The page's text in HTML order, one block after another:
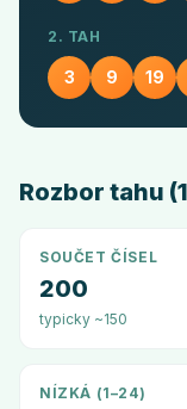
2. TAH
3 9 19
Rozbor tahu
SOUČET ČÍSEL
200
typicky ~150
NÍZKÁ (1–24)